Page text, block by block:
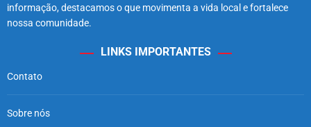
informação, destacamos o que movimenta a vida local e fortalece
nossa comunidade.
LINKS IMPORTANTES
Contato
Sobre nós